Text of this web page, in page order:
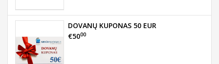
DOVANŲ KUPONAS 50 EUR
€5000